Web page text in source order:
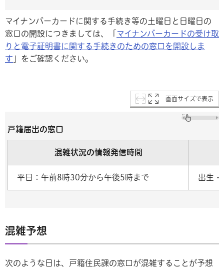
マイナンバーカードに関する手続き等の土曜日と日曜日の
窓口の開設につきましては、「
マイナンバーカードの受け取
りと電子証明書に関する手続きのための窓口を開設しま
す 」をご確認ください。
画面サイズで表示
戸籍届出の窓口
混雑状況の情報発信時間
平日：午前8時30分から午後5時まで 出生
混雑予想
次のような日は、戸籍住民課の窓口が混雑することが予想